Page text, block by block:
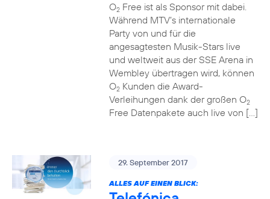
O2Free ist als Sponsor mit dabei.
Während MTV’s internationale
Party von und für die
angesagtesten Musik-Stars live
und weltweit aus der SSE Arena in
Wembley übertragen wird, können
O2Kunden die Award-
Verleihungen dank der großen O2
Free Datenpakete auch live von […]
29. September 2017
ALLES AUF EINEN BLICK: